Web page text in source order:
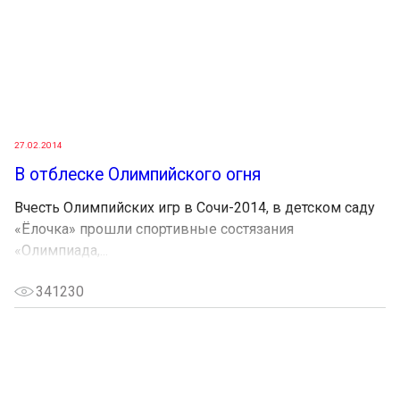
27.02.2014
В отблеске Олимпийского огня
Вчесть Олимпийских игр в Сочи-2014, в детском саду
«Ёлочка» прошли спортивные состязания
«Олимпиада,...
341230